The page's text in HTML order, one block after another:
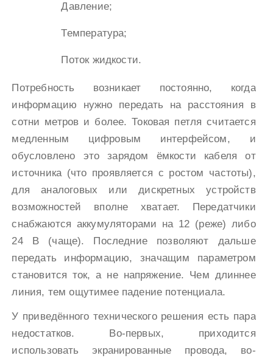
Давление;
Температура;
Поток жидкости.
Потребность возникает постоянно, когда
информацию нужно передать на расстояния в
сотни метров и более. Токовая петля считается
медленным цифровым интерфейсом, и
обусловлено это зарядом ёмкости кабеля от
источника (что проявляется с ростом частоты),
для аналоговых или дискретных устройств
возможностей вполне хватает. Передатчики
снабжаются аккумуляторами на 12 (реже) либо
24 В (чаще). Последние позволяют дальше
передать информацию, значащим параметром
становится ток, а не напряжение. Чем длиннее
линия, тем ощутимее падение потенциала.
У приведённого технического решения есть пара
недостатков. Во-первых, приходится
использовать экранированные провода, во-